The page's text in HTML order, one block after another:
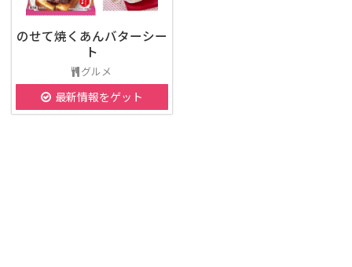
のせて焼くあんバターシー
ト
グルメ
最新情報をゲット